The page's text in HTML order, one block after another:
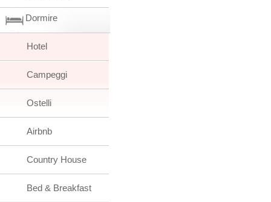
Dormire
Hotel
Campeggi
Ostelli
Airbnb
Country House
Bed & Breakfast